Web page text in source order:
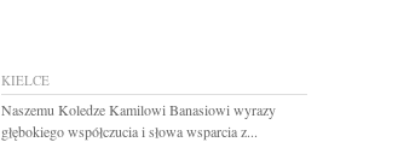
KIELCE
Naszemu Koledze Kamilowi Banasiowi wyrazy
głębokiego współczucia i słowa wsparcia z...